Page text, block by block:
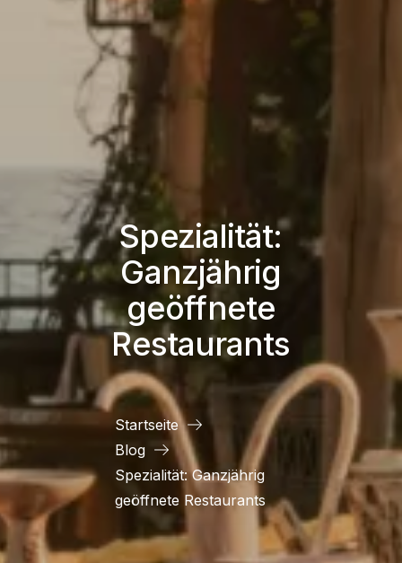
Spezialität:
Ganzjährig
geöffnete
Restaurants
Startseite
Blog
Spezialität: Ganzjährig
geöffnete Restaurants